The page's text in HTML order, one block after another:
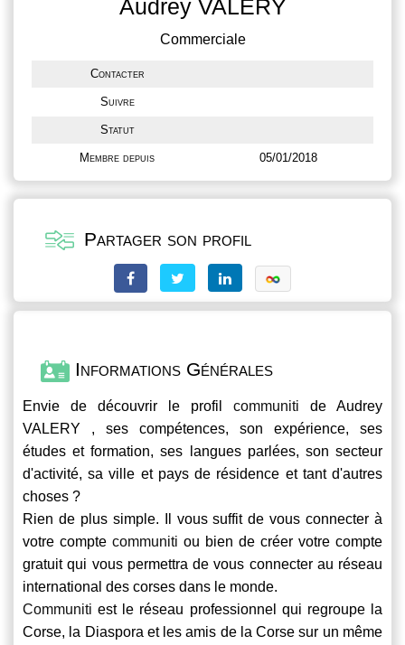
Audrey VALERY
Commerciale
Contacter
Suivre
Statut
Membre depuis 05/01/2018
Partager son profil
Informations Générales
Envie de découvrir le profil communiti de Audrey
VALERY , ses compétences, son expérience, ses
études et formation, ses langues parlées, son secteur
d'activité, sa ville et pays de résidence et tant d'autres
choses ?
Rien de plus simple. Il vous suffit de vous connecter à
votre compte communiti ou bien de créer votre compte
gratuit qui vous permettra de vous connecter au réseau
international des corses dans le monde.
Communiti est le réseau professionnel qui regroupe la
Corse, la Diaspora et les amis de la Corse sur un même